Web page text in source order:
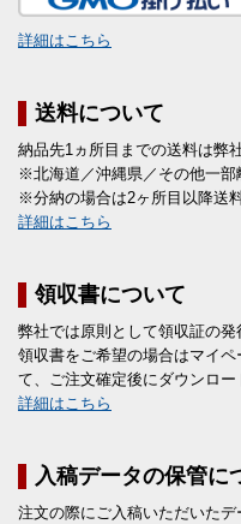
詳細はこちら
送料について
納品先1ヵ所目までの送料は弊
※北海道／沖縄県／その他一部
※分納の場合は2ヶ所目以降送
詳細はこちら
領収書について
弊社では原則として領収証の発
領収書をご希望の場合はマイ
て、ご注文確定後にダウンロー
詳細はこちら
入稿データの保管に
注文の際にご入稿いただいた